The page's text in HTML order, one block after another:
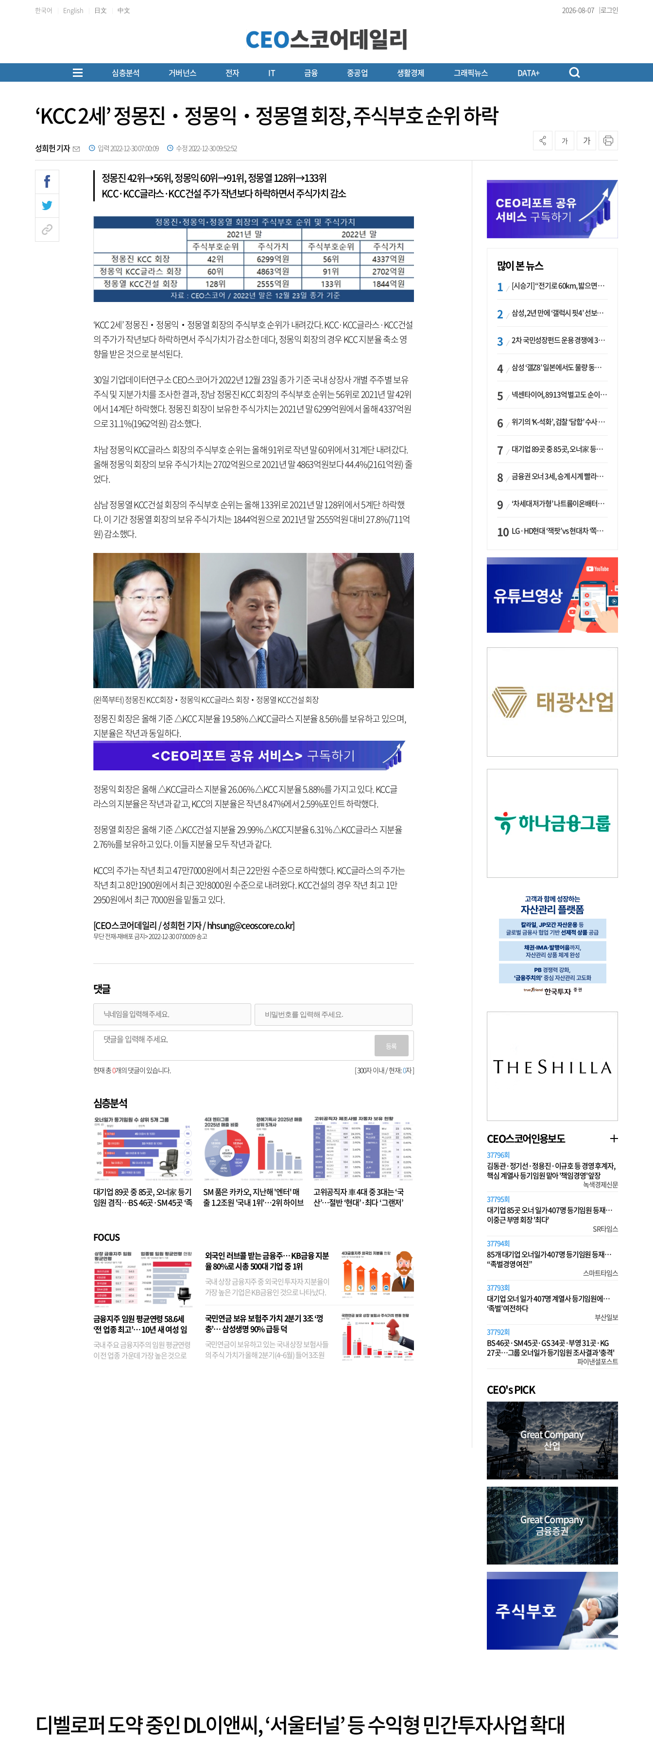
한국어 English 日文 中文 2026-08-07 로그인
심층분석 거버넌스 전자 IT 금융 중공업 생활경제 그래픽뉴스 DATA+
‘KCC 2세’ 정몽진‧정몽익‧정몽열 회장, 주식부호 순위 하락
성희헌 기자 입력 2022-12-30 07:00:09 수정 2022-12-30 09:52:52
가 가
정몽진 42위→56위, 정몽익 60위→91위, 정몽열 128위→133위
KCC·KCC글라스·KCC건설 주가 작년보다 하락하면서 주식가치 감소
‘KCC 2세’ 정몽진‧정몽익‧정몽열 회장의 주식부호 순위가 내려갔다. KCC·KCC글라스·KCC건설
의 주가가 작년보다 하락하면서 주식가치가 감소한 데다, 정몽익 회장의 경우 KCC 지분율 축소 영
향을 받은 것으로 분석된다.
30일 기업데이터연구소 CEO스코어가 2022년 12월 23일 종가 기준 국내 상장사 개별 주주별 보유
주식 및 지분가치를 조사한 결과, 장남 정몽진 KCC 회장의 주식부호 순위는 56위로 2021년 말 42위
에서 14계단 하락했다. 정몽진 회장이 보유한 주식가치는 2021년 말 6299억원에서 올해 4337억원
으로 31.1%(1962억원) 감소했다.
차남 정몽익 KCC글라스 회장의 주식부호 순위는 올해 91위로 작년 말 60위에서 31계단 내려갔다.
올해 정몽익 회장의 보유 주식가치는 2702억원으로 2021년 말 4863억원보다 44.4%(2161억원) 줄
었다.
삼남 정몽열 KCC건설 회장의 주식부호 순위는 올해 133위로 2021년 말 128위에서 5계단 하락했
다. 이 기간 정몽열 회장의 보유 주식가치는 1844억원으로 2021년 말 2555억원 대비 27.8%(711억
원) 감소했다.
(왼쪽부터) 정몽진 KCC회장‧정몽익 KCC글라스 회장‧정몽열 KCC건설 회장
정몽진 회장은 올해 기준 △KCC 지분율 19.58% △KCC글라스 지분율 8.56%를 보유하고 있으며,
지분율은 작년과 동일하다.
정몽익 회장은 올해 △KCC글라스 지분율 26.06% △KCC 지분율 5.88%를 가지고 있다. KCC글
라스의 지분율은 작년과 같고, KCC의 지분율은 작년 8.47%에서 2.59%포인트 하락했다.
정몽열 회장은 올해 기준 △KCC건설 지분율 29.99% △KCC지분율 6.31% △KCC글라스 지분율
2.76%를 보유하고 있다. 이들 지분율 모두 작년과 같다.
KCC의 주가는 작년 최고 47만7000원에서 최근 22만원 수준으로 하락했다. KCC글라스의 주가는
작년 최고 8만1900원에서 최근 3만8000원 수준으로 내려왔다. KCC건설의 경우 작년 최고 1만
2950원에서 최근 7000원을 밑돌고 있다.
[CEO스코어데일리 / 성희헌 기자 / hhsung@ceoscore.co.kr]
무단 전재-재배포 금지> 2022-12-30 07:00:09 송고
댓글
등록
[ 300자 이내 / 현재:0자 ]
현재 총0개의 댓글이 있습니다.
심층분석
대기업 89곳 중 85곳, 오너家 등기
임원 겸직…BS 46곳·SM 45곳 ‘족
SM 품은 카카오, 지난해 '엔터' 매
출 1.2조원 '국내 1위'…2위 하이브
고위공직자 車 4대 중 3대는 ‘국
산’…절반 ‘현대’·최다 ‘그랜저’
FOCUS
금융지주 임원 평균연령 58.6세
‘전 업종 최고’… 10년 새 여성 임
원은 14배 껑충
국내 주요 금융지주의 임원 평균연령
이 전 업종 가운데 가장 높은 것으로
외국인 러브콜 받는 금융주… KB금융 지분
율 80%로 시총 500대 기업 중 1위
국내 상장 금융지주 중 외국인 투자자 지분율이
가장 높은 기업은 KB금융인 것으로 나타났다.
융이었다. 특히 KB금융은 지난달 말 기준 해외
기관투자자 지분율이...
국민연금 보유 보험주 가치 2분기 3조 ‘껑
충’… 삼성생명 90% 급등 덕
국민연금이 보유하고 있는 국내 상장 보험사들
의 주식 가치가 올해 2분기(4~6월) 들어 3조원
많이 본 뉴스
[시승기] “전기로 60km, 밟으면 462마력”…볼보 XC60 T8의 두 얼굴
삼성, 2년 만에 ‘갤럭시 핏4’ 선보이나…웨어러블 생태계 확장 ‘시동’
2차 국민성장펀드 운용 경쟁에 33개사 몰렸다…신한·하나 등 새 얼굴 대거 합류
삼성 ‘갤Z8’ 일본에서도 물량 동났다…애플 참전 앞두고 선두 수성 ‘시험대’
넥센타이어, 8913억 벌고도 순이익 2억…유럽 세부담에 이익 증발
위기의 ‘K-석화’, 검찰 ‘담합’ 수사 착수…“LG·한화·롯데 등 7개 업체, 8개 제품 가격 담합”
대기업 89곳 중 85곳, 오너家 등기임원 겸직…BS 46곳·SM 45곳 ‘족벌경영’ 고착화
금융권 오너 3세, 승계 시계 빨라지나…한국투자 ‘속도’·미래에셋·메리츠는 ‘거리두기’
‘차세대 저가형’ 나트륨이온배터리 시대 오나…LG화학·에코프로, 상용화 속도낸다
LG·HD현대 ‘잭팟’ vs 현대차 ‘쪽박’…글로벌 사모펀드, 韓 대기업 투자 ‘희비’
CEO스코어인용보도
37796회
김동관·정기선·정용진·이규호 등 경영 후계자,
핵심 계열사 등기임원 맡아 '책임경영' 앞장
녹색경제신문
37795회
대기업 85곳 오너 일가 407명 등기임원 등재…
이중근 부영 회장 '최다'
SR타임스
37794회
85개 대기업 오너일가 407명 등기임원 등재…
“족벌경영 여전”
스마트타임스
37793회
대기업 오너 일가 407명 계열사 등기임원에…
‘족벌’ 여전하다
부산일보
37792회
BS 46곳·SM 45곳·GS 34곳·부영 31곳·KG
27곳…그룹 오너일가 등기임원 조사결과 '충격'
파이낸셜포스트
CEO's PICK
디벨로퍼 도약 중인 DL이앤씨, ‘서울터널’ 등 수익형 민간투자사업 확대